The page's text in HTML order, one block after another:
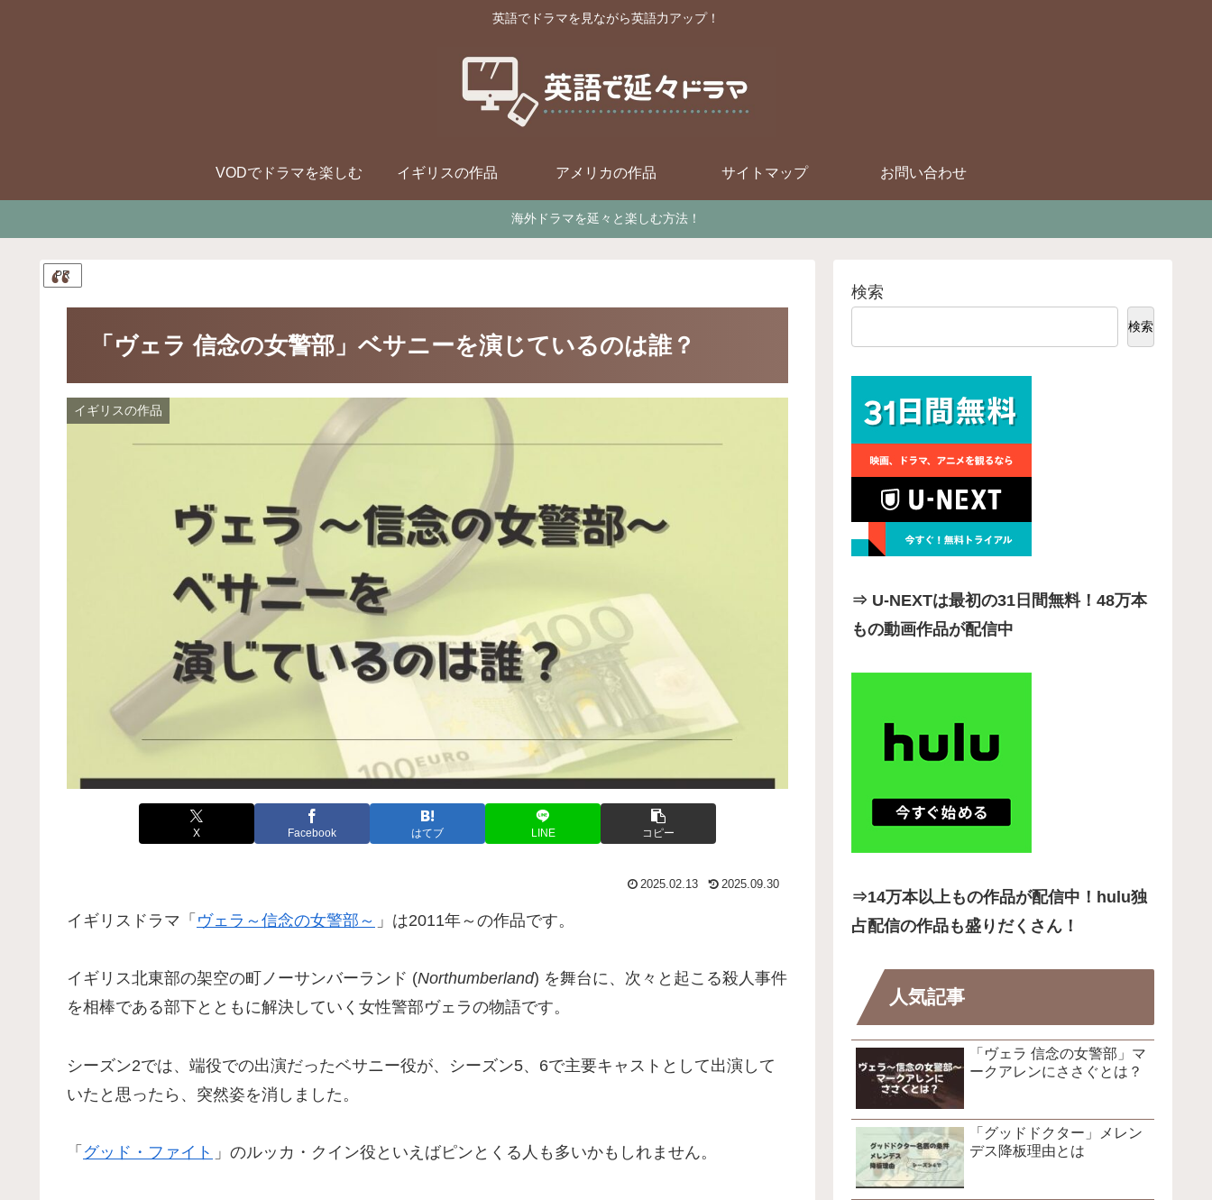
英語でドラマを見ながら英語力アップ！
VODでドラマを楽しむ イギリスの作品 アメリカの作品 サイトマップ お問い合わせ
海外ドラマを延々と楽しむ方法！
PR
「ヴェラ 信念の女警部」ベサニーを演じているのは誰？
イギリスの作品
X Facebook はてブ LINE コピー
2025.02.13 2025.09.30
イギリスドラマ「 ヴェラ～信念の女警部～ 」は2011年～の作品です。
イギリス北東部の架空の町ノーサンバーランド (Northumberland) を舞台に、次々と起こる殺人事件
を相棒である部下とともに解決していく女性警部ヴェラの物語です。
シーズン2では、端役での出演だったベサニー役が、シーズン5、6で主要キャストとして出演して
いたと思ったら、突然姿を消しました。
「 グッド・ファイト 」のルッカ・クイン役といえばピンとくる人も多いかもしれません。
検索
検索
⇒ U-NEXTは最初の31日間無料！48万本
もの動画作品が配信中
⇒14万本以上もの作品が配信中！hulu独
占配信の作品も盛りだくさん！
人気記事
「ヴェラ 信念の女警部」マ
ークアレンにささぐとは？
「グッドドクター」メレン
デス降板理由とは